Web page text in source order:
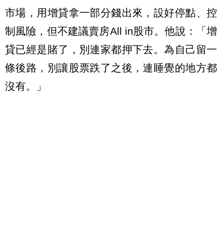
市場，用增貸拿一部分錢出來，設好停點、控
制風險，但不建議賣房All in股市。他說：「增
貸已經是賭了，別連家都押下去。為自己留一
條後路，別讓股票跌了之後，連睡覺的地方都
沒有。」